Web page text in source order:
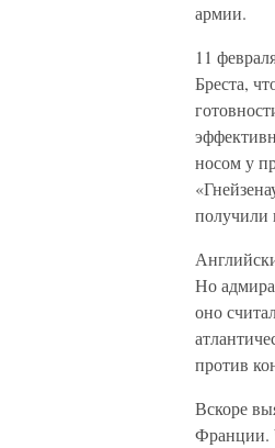
армии.
11
Бреста,
носом у
получили
Но
оно
против
Вскоре
Франции.